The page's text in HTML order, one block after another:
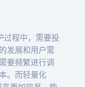
过程中，需要投
发展和用户需
要频繁进行调
。而轻量化